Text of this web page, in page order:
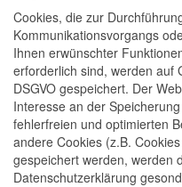
Cookies, die zur
Kommunikationsvorgangs
Ihnen erwünschter
erforderlich sind, werden auf
DSGVO gespeichert. Der
Interesse an der
fehlerfreien und optimierten
andere Cookies (z.B.
gespeichert werden, werden
Datenschutzerklärung